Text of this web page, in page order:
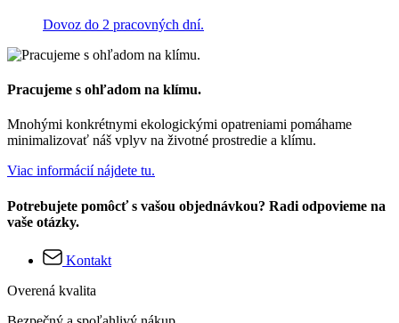
Dovoz do 2 pracovných dní.
Pracujeme s ohľadom na klímu.
Mnohými konkrétnymi ekologickými opatreniami pomáhame
minimalizovať náš vplyv na životné prostredie a klímu.
Viac informácií nájdete tu.
Potrebujete pomôcť s vašou objednávkou? Radi odpovieme na
vaše otázky.
Kontakt
Overená kvalita